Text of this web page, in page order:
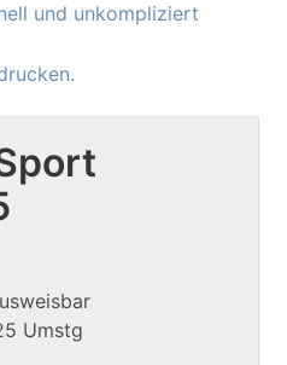
und unkompliziert
Umstg